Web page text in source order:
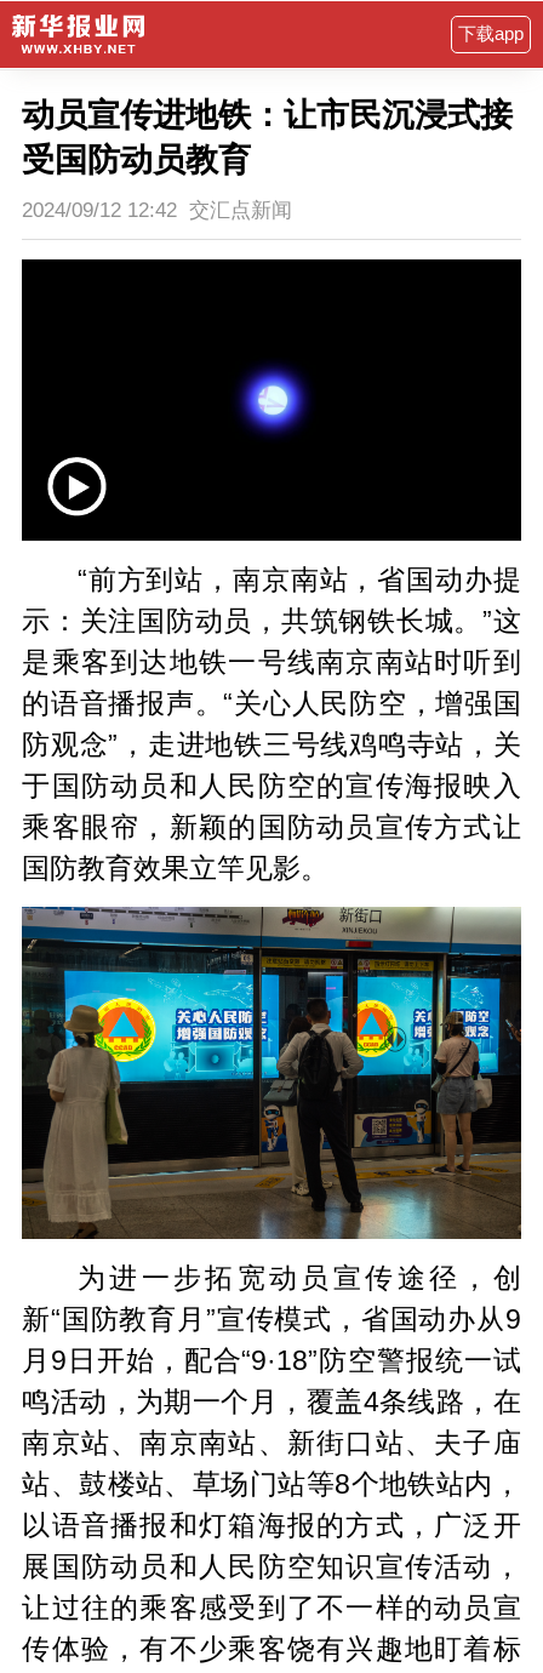
下载app
动员宣传进地铁：让市民沉浸式接
受国防动员教育
2024/09/12 12:42 交汇点新闻
“前方到站，南京南站，省国动办提
示：关注国防动员，共筑钢铁长城。”这
是乘客到达地铁一号线南京南站时听到
的语音播报声。“关心人民防空，增强国
防观念”，走进地铁三号线鸡鸣寺站，关
于国防动员和人民防空的宣传海报映入
乘客眼帘，新颖的国防动员宣传方式让
国防教育效果立竿见影。
为进一步拓宽动员宣传途径，创
新“国防教育月”宣传模式，省国动办从9
月9日开始，配合“9·18”防空警报统一试
鸣活动，为期一个月，覆盖4条线路，在
南京站、南京南站、新街口站、夫子庙
站、鼓楼站、草场门站等8个地铁站内，
以语音播报和灯箱海报的方式，广泛开
展国防动员和人民防空知识宣传活动，
让过往的乘客感受到了不一样的动员宣
传体验，有不少乘客饶有兴趣地盯着标